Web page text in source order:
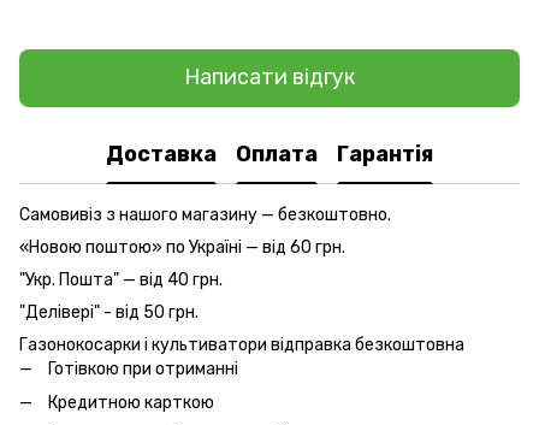
Написати відгук
Доставка Оплата Гарантія
Самовивіз з нашого магазину — безкоштовно.
«Новою поштою» по Україні — від 60 грн.
"Укр. Пошта" — від 40 грн.
"Делівері" - від 50 грн.
Газонокосарки і культиватори відправка безкоштовна
Готівкою при отриманні
Кредитною карткою